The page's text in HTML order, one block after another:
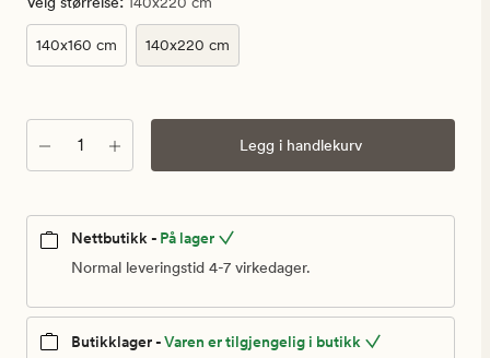
140x160 cm 140x220 cm
Antall Legg i handlekurv
Nettbutikk - På lager
Normal leveringstid 4-7 virkedager.
Butikklager -Varen er tilgjengelig i butikk